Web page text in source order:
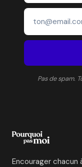
Pas de spam.
Encourager